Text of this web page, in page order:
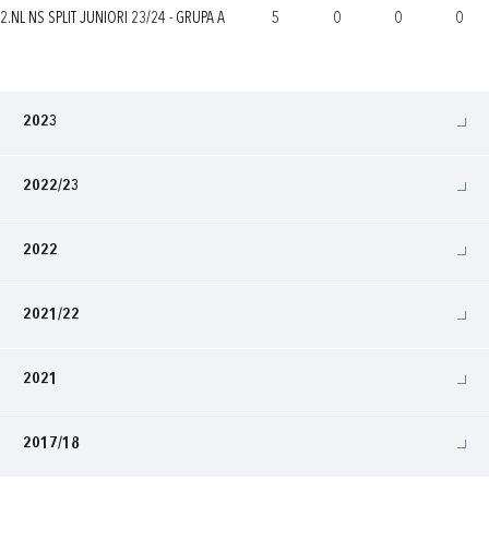
2.NL NS SPLIT JUNIORI 23/24 - GRUPA A 5 0 0 0
2023
2022/23
2022
2021/22
2021
2017/18